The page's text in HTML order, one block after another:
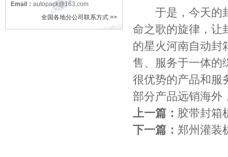
Email： autopack@163.com
全国各地分公司联系方式 >>
于是，今天的封
命之歌的旋律，让
的星火河南自动封
售、服务于一体的
很优势的产品和服
部分产品远销海外
上一篇： 胶带封箱
下一篇： 郑州灌装